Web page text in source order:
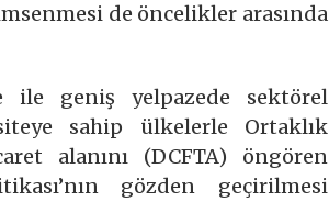
de öncelikler arasında
ile geniş yelpazede sektörel
sahip ülkelerle Ortaklık
alanını (DCFTA) öngören
gözden geçirilmesi